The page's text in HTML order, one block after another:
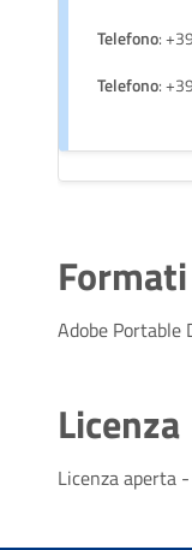
Telefono:
Telefono:
Adobe Portable
Licenza
Licenza aperta